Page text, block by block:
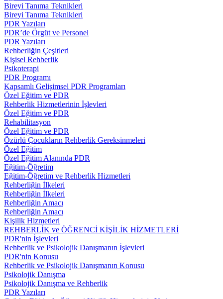
Bireyi Tanıma Teknikleri
Bireyi Tanıma Teknikleri
PDR Yazıları
PDR’de Örgüt ve Personel
PDR Yazıları
Rehberliğin Çeşitleri
Kişisel Rehberlik
Psikoterapi
PDR Programı
Kapsamlı Gelişimsel PDR Programları
Özel Eğitim ve PDR
Rehberlik Hizmetlerinin İşlevleri
Özel Eğitim ve PDR
Rehabilitasyon
Özel Eğitim ve PDR
Özürlü Çocukların Rehberlik Gereksinmeleri
Özel Eğitim
Özel Eğitim Alanında PDR
Eğitim-Öğretim
Eğitim-Öğretim ve Rehberlik Hizmetleri
Rehberliğin İlkeleri
Rehberliğin İlkeleri
Rehberliğin Amacı
Rehberliğin Amacı
Kişilik Hizmetleri
REHBERLİK ve ÖĞRENCİ KİŞİLİK HİZMETLERİ
PDR'nin İşlevleri
Rehberlik ve Psikolojik Danışmanın İşlevleri
PDR'nin Konusu
Rehberlik ve Psikolojik Danışmanın Konusu
Psikolojik Danışma
Psikolojik Danışma ve Rehberlik
PDR Yazıları